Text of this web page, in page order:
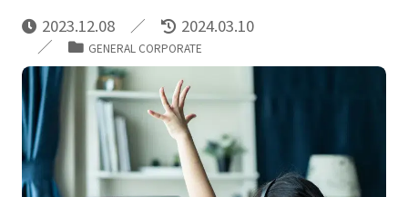
2023.12.08 2024.03.10
GENERAL CORPORATE